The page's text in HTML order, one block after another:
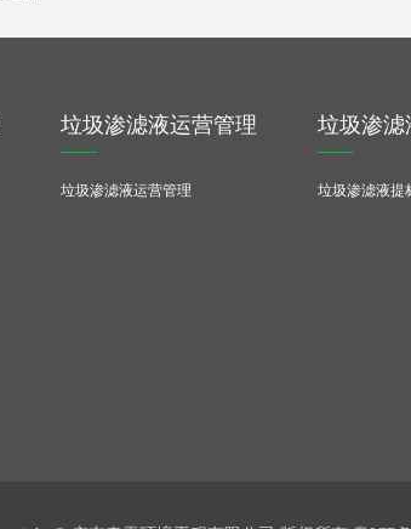
垃圾渗滤液运营管理
垃圾渗滤液运营管理
垃圾渗滤
垃圾渗滤液提